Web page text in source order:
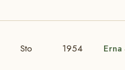
Sto 1954 Erna